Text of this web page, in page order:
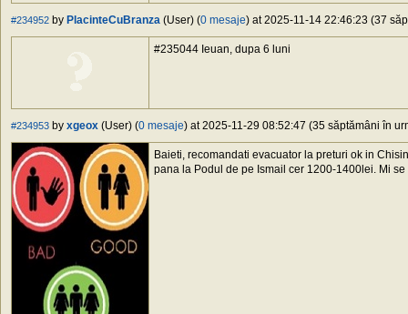
#234952 by PlacinteCuBranza (User) (0 mesaje) at 2025-11-14 22:46:23 (37
#235044 Ieuan, dupa 6 luni
#234953 by xgeox (User) (0 mesaje) at 2025-11-29 08:52:47 (35 săptămâni în
Baieti, recomandati evacuator la preturi ok in
pana la Podul de pe Ismail cer 1200-1400lei. Mi